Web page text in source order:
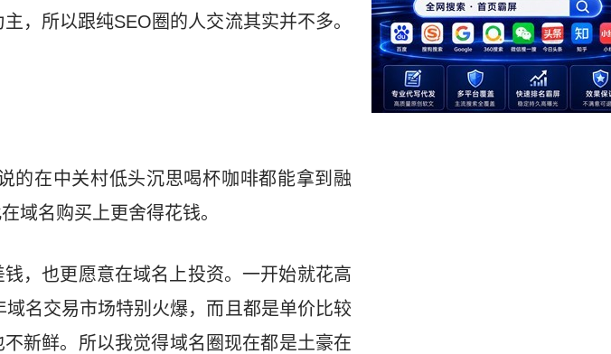
，所以跟纯SEO圈的人交流其实并不多。
的在中关村低头沉思喝杯咖啡都能拿到融
域名购买上更舍得花钱。
，也更愿意在域名上投资。一开始就花高
名交易市场特别火爆，而且都是单价比较
新鲜。所以我觉得域名圈现在都是土豪在